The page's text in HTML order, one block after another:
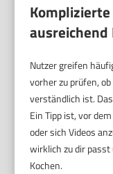
Nutzer greifen
vorher zu prüfen,
verständlich ist.
Ein Tipp ist, vor
oder sich Videos
wirklich zu dir
Kochen.